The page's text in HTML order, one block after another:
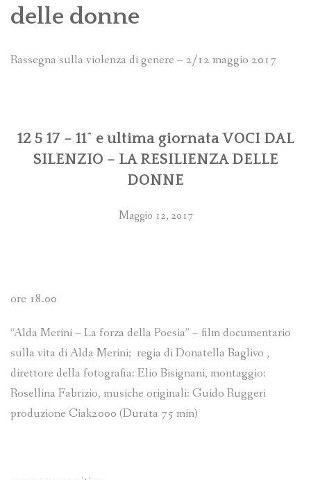
PROGRAMMI MENSILI ED EVENTI
delle donne
Rassegna sulla violenza di genere – 2/12 maggio 2017
12 5 17 – 11^ e ultima giornata VOCI DAL
SILENZIO – LA RESILIENZA DELLE
DONNE
Maggio 12, 2017
ore 18.00
“Alda Merini – La forza della Poesia” – film documentario
sulla vita di Alda Merini; regia di Donatella Baglivo ,
direttore della fotografia: Elio Bisignani, montaggio:
Rosellina Fabrizio, musiche originali: Guido Ruggeri
produzione Ciak2000 (Durata 75 min)